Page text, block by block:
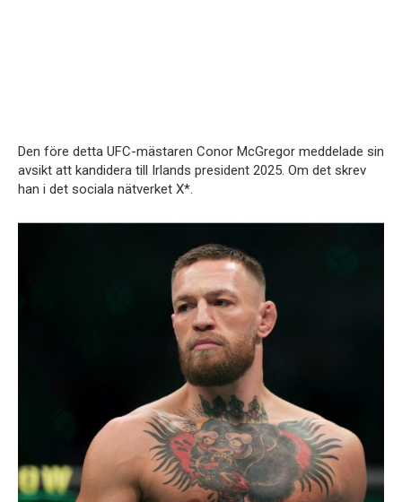
Den före detta UFC-mästaren Conor McGregor meddelade sin
avsikt att kandidera till Irlands president 2025. Om det skrev
han i det sociala nätverket X*.